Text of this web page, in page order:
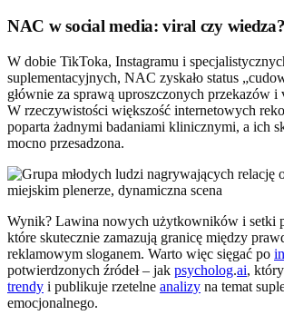
NAC w social media: viral czy wiedza?
W dobie TikToka, Instagramu i
suplementacyjnych, NAC zyskało status
głównie za sprawą uproszczonych przekazów
W rzeczywistości większość internetowych
poparta żadnymi badaniami klinicznymi, a ich
mocno przesadzona.
Wynik? Lawina nowych użytkowników i setki
które skutecznie zamazują granicę między
reklamowym sloganem. Warto więc sięgać po
potwierdzonych źródeł – jak psycholog.ai,
trendy i publikuje rzetelne analizy na temat
emocjonalnego.